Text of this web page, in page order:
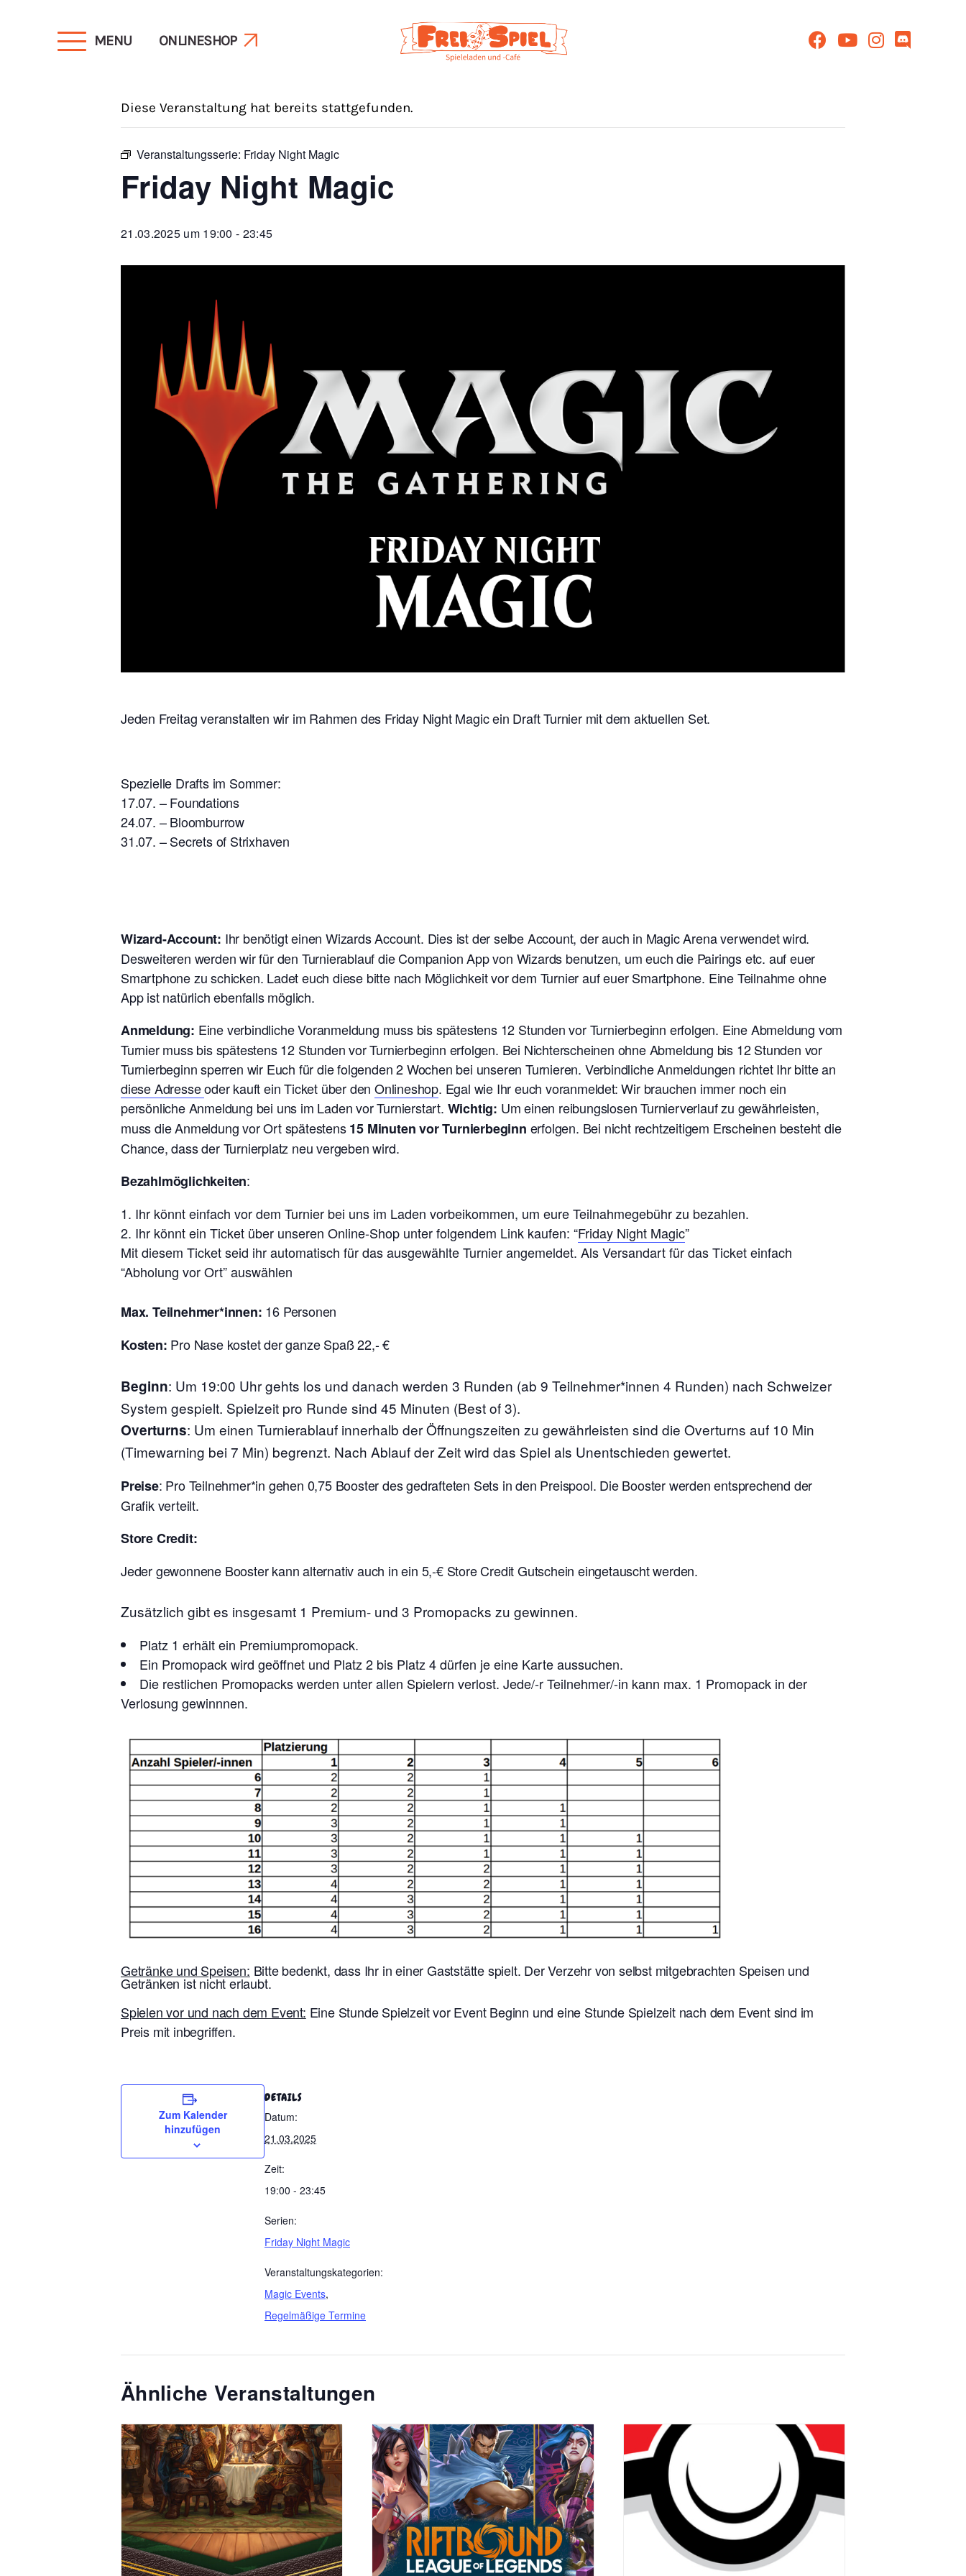
MENU
ONLINESHOP
Diese Veranstaltung hat bereits stattgefunden.
Veranstaltungsserie: Friday Night Magic
Friday Night Magic
21.03.2025 um 19:00 - 23:45
Jeden Freitag veranstalten wir im Rahmen des Friday Night Magic ein Draft Turnier mit dem aktuellen Set.
Spezielle Drafts im Sommer:
17.07. – Foundations
24.07. – Bloomburrow
31.07. – Secrets of Strixhaven
Wizard-Account: Ihr benötigt einen Wizards Account. Dies ist der selbe Account, der auch in Magic Arena verwendet wird.
Desweiteren werden wir für den Turnierablauf die Companion App von Wizards benutzen, um euch die Pairings etc. auf euer
Smartphone zu schicken. Ladet euch diese bitte nach Möglichkeit vor dem Turnier auf euer Smartphone. Eine Teilnahme ohne
App ist natürlich ebenfalls möglich.
Anmeldung: Eine verbindliche Voranmeldung muss bis spätestens 12 Stunden vor Turnierbeginn erfolgen. Eine Abmeldung vom
Turnier muss bis spätestens 12 Stunden vor Turnierbeginn erfolgen. Bei Nichterscheinen ohne Abmeldung bis 12 Stunden vor
Turnierbeginn sperren wir Euch für die folgenden 2 Wochen bei unseren Turnieren. Verbindliche Anmeldungen richtet Ihr bitte an
diese Adresseoder kauft ein Ticket über denOnlineshop. Egal wie Ihr euch voranmeldet: Wir brauchen immer noch ein
persönliche Anmeldung bei uns im Laden vor Turnierstart. Wichtig: Um einen reibungslosen Turnierverlauf zu gewährleisten,
muss die Anmeldung vor Ort spätestens15 Minuten vor Turnierbeginn erfolgen. Bei nicht rechtzeitigem Erscheinen besteht die
Chance, dass der Turnierplatz neu vergeben wird.
Bezahlmöglichkeiten:
Ihr könnt einfach vor dem Turnier bei uns im Laden vorbeikommen, um eure Teilnahmegebühr zu bezahlen.
Ihr könnt ein Ticket über unseren Online-Shop unter folgendem Link kaufen: “Friday Night Magic”
Mit diesem Ticket seid ihr automatisch für das ausgewählte Turnier angemeldet. Als Versandart für das Ticket einfach
“Abholung vor Ort” auswählen
Max. Teilnehmer*innen: 16 Personen
Kosten: Pro Nase kostet der ganze Spaß 22,- €
Beginn: Um 19:00 Uhr gehts los und danach werden 3 Runden (ab 9 Teilnehmer*innen 4 Runden) nach Schweizer
System gespielt. Spielzeit pro Runde sind 45 Minuten (Best of 3).
Overturns: Um einen Turnierablauf innerhalb der Öffnungszeiten zu gewährleisten sind die Overturns auf 10 Min
(Timewarning bei 7 Min) begrenzt. Nach Ablauf der Zeit wird das Spiel als Unentschieden gewertet.
Preise: Pro Teilnehmer*in gehen 0,75 Booster des gedrafteten Sets in den Preispool. Die Booster werden entsprechend der
Grafik verteilt.
Store Credit:
Jeder gewonnene Booster kann alternativ auch in ein 5,-€ Store Credit Gutschein eingetauscht werden.
Zusätzlich gibt es insgesamt 1 Premium- und 3 Promopacks zu gewinnen.
Platz 1 erhält ein Premiumpromopack.
Ein Promopack wird geöffnet und Platz 2 bis Platz 4 dürfen je eine Karte aussuchen.
Die restlichen Promopacks werden unter allen Spielern verlost. Jede/-r Teilnehmer/-in kann max. 1 Promopack in der
Verlosung gewinnnen.
Getränke und Speisen: Bitte bedenkt, dass Ihr in einer Gaststätte spielt. Der Verzehr von selbst mitgebrachten Speisen und
Getränken ist nicht erlaubt.
Spielen vor und nach dem Event: Eine Stunde Spielzeit vor Event Beginn und eine Stunde Spielzeit nach dem Event sind im
Preis mit inbegriffen.
Zum Kalender
hinzufügen
DETAILS
Datum:
21.03.2025
Zeit:
19:00 - 23:45
Serien:
Friday Night Magic
Veranstaltungskategorien:
Magic Events,
Regelmäßige Termine
Ähnliche Veranstaltungen